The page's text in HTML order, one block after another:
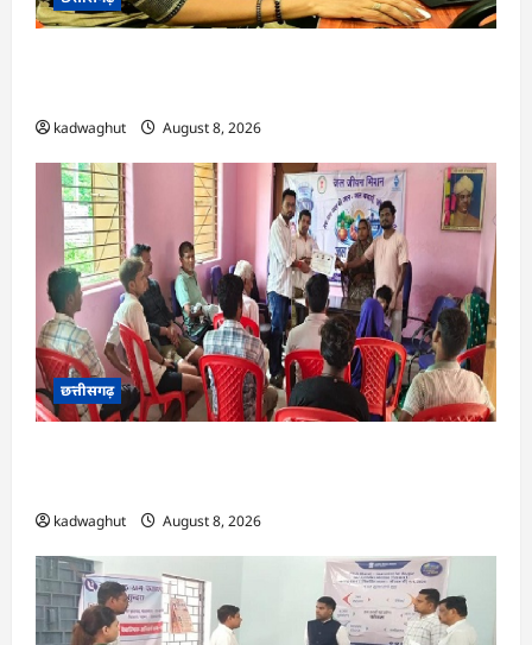
kadwaghut August 8, 2026
छत्तीसगढ़
kadwaghut August 8, 2026